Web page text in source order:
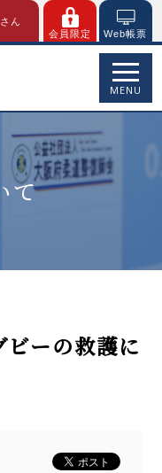
ん
会員限定
Web帳票
MENU
て
ーの救護に